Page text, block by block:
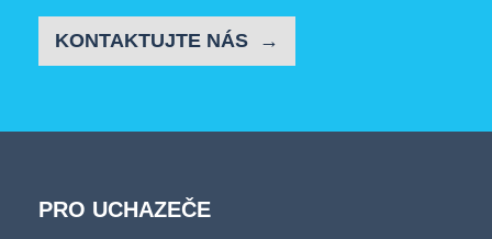
KONTAKTUJTE NÁS
PRO UCHAZEČE